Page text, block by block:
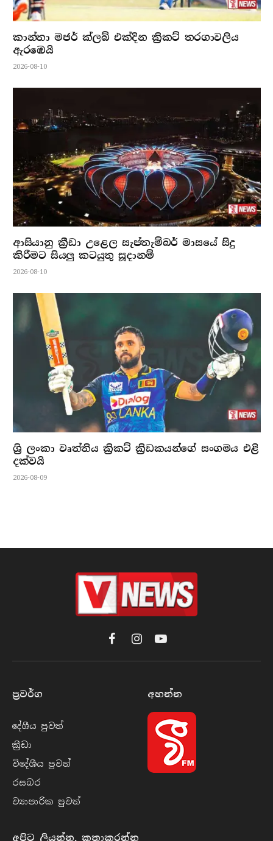
කාන්තා මජර් ක්ලබ් එක්දින ක්‍රිකට් තරගාවලිය
ඇරඹෙයි
2026-08-10
ආසියානු ක්‍රීඩා උළෙල සැප්තැම්බර් මාසයේ සිදු
කිරීමට සියලු කටයුතු සූදානම්
2026-08-10
ශ්‍රි ලංකා වෘත්තිය ක්‍රිකට් ක්‍රිඩකයන්ගේ සංගමය එළි
දක්වයි
2026-08-09
FacebookInstagramYouTube
ප්‍රවර්​ග
දේශීය පුව​ත්
ක්‍රී​ඩා
විදේශීය පුව​ත්
රසබ​ර
ව්‍යාපාරික පුව​ත්
අහන්​න
අපිට ලියන්න, කතාකරන්න